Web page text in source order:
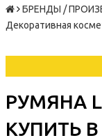
БРЕНДЫ /
Декоративная
РУМЯНА
КУПИТЬ